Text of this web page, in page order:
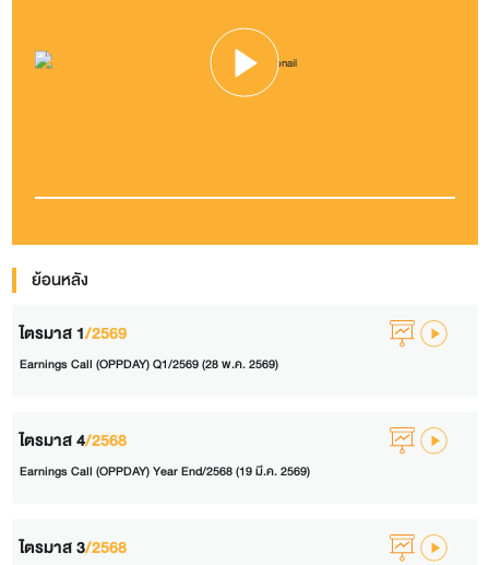
ย้อนหลัง
ไตรมาส 1/2569
Earnings Call (OPPDAY) Q1/2569 (28 พ.ค. 2569)
ไตรมาส 4/2568
Earnings Call (OPPDAY) Year End/2568 (19 มี.ค. 2569)
ไตรมาส 3/2568